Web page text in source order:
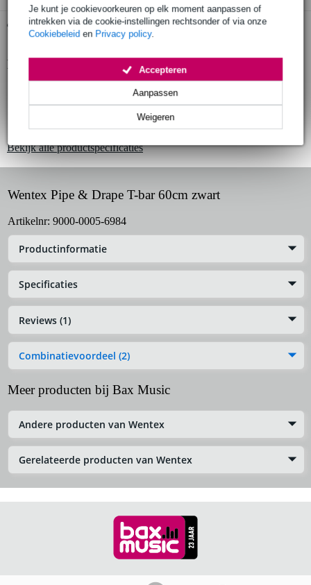
Je kunt je cookievoorkeuren op elk moment aanpassen of
intrekken via de cookie-instellingen rechtsonder of via onze
Cookiebeleid en Privacy policy.
Weigeren
Aanpassen
Accepteren
Gratis ophalen in de winkel
Productinformatie
kleur: zwart
voor: Wentex Pipe & Drape-systeem
Bekijk alle productspecificaties
Wentex Pipe & Drape T-bar 60cm zwart
Artikelnr: 9000-0005-6984
Productinformatie
Specificaties
Reviews (1)
Combinatievoordeel (2)
Meer producten bij Bax Music
Andere producten van Wentex
Gerelateerde producten van Wentex